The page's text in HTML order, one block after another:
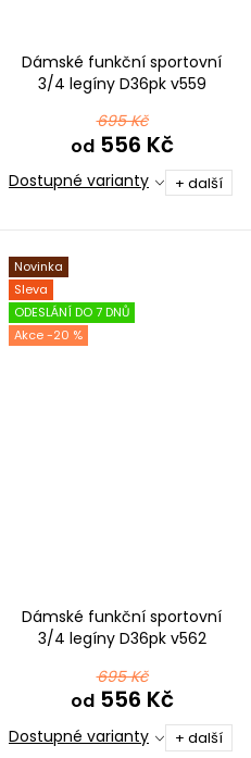
Dámské funkční sportovní
3/4 legíny D36pk v559
695 Kč
od556 Kč
Dostupné varianty + další
Novinka
Sleva
ODESLÁNÍ DO 7 DNŮ
-20 %
Dámské funkční sportovní
3/4 legíny D36pk v562
695 Kč
od556 Kč
Dostupné varianty + další